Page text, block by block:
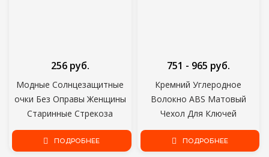
Модные Солнцезащитные
очки Без Оправы Женщины
Старинные Стрекоза
Стимпанк Солнцезащитные
очки Мужчины Бескаркасные
256 руб.
ПОДРОБНЕЕ
Кремний Углеродное
Волокно ABS Матовый
Чехол Для Ключей
Автомобиля Чехол Для
Volkswagen VW Golf7 mk7
751 - 965 руб.
ПОДРОБНЕЕ